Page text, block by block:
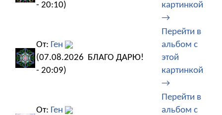
- 20:10)
картинкой
→
От: Ген
(07.08.2026
- 20:09)
БЛАГО ДАРЮ!
Перейти в
альбом с
этой
картинкой
→
От: Ген
Перейти в
альбом с